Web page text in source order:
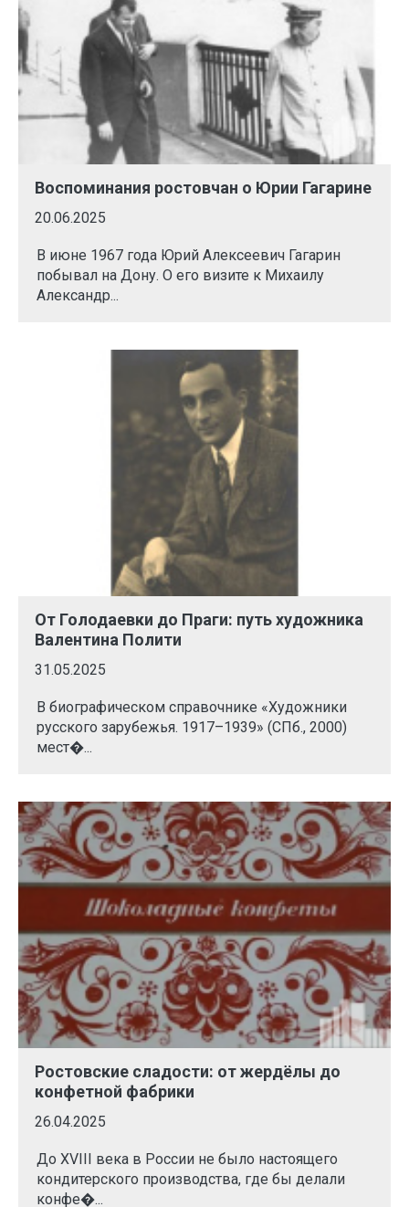
Воспоминания ростовчан о Юрии Гагарине
20.06.2025
В июне 1967 года Юрий Алексеевич Гагарин
побывал на Дону. О его визите к Михаилу
Александр...
От Голодаевки до Праги: путь художника
Валентина Полити
31.05.2025
В биографическом справочнике «Художники
русского зарубежья. 1917–1939» (СПб., 2000)
мест�...
Ростовские сладости: от жердёлы до
конфетной фабрики
26.04.2025
До XVIII века в России не было настоящего
кондитерского производства, где бы делали
конфе�...